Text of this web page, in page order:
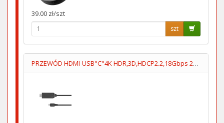
39.00 zł/szt
szt
PRZEWÓD HDMI-USB"C"4K HDR,3D,HDCP2.2,18Gbps 2m KM1249